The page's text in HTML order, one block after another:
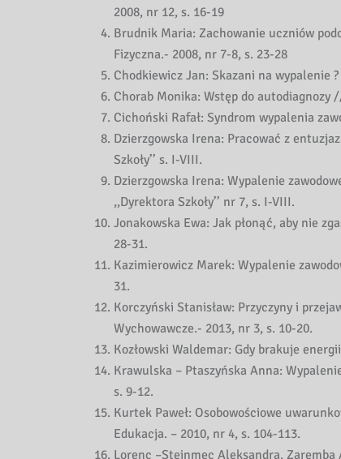
2008, nr 12, s. 16-19
Brudnik Maria: Zachowanie uczniów
Fizyczna.- 2008, nr 7-8, s. 23-28
Chodkiewicz Jan: Skazani na wypalenie
Chorab Monika: Wstęp do autodiagnozy
Cichoński Rafał: Syndrom wypalenia
Dzierzgowska Irena: Pracować z
Szkoły’’ s. I-VIII.
Dzierzgowska Irena: Wypalenie
,,Dyrektora Szkoły’’ nr 7, s. I-VIII.
Jonakowska Ewa: Jak płonąć, aby nie
28-31.
Kazimierowicz Marek: Wypalenie
31.
Korczyński Stanisław: Przyczyny i
Wychowawcze.- 2013, nr 3, s. 10-20.
Kozłowski Waldemar: Gdy brakuje
Krawulska – Ptaszyńska Anna:
s. 9-12.
Kurtek Paweł: Osobowościowe
Edukacja. – 2010, nr 4, s. 104-113.
Lorenc –Steinmec Aleksandra,